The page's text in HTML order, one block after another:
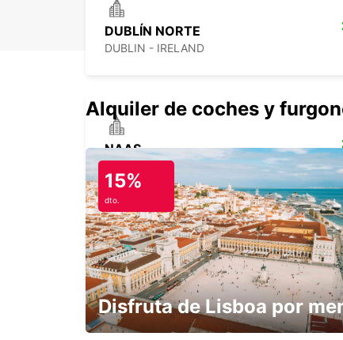
DUBLÍN NORTE
DUBLIN - IRELAND
NAAS
NAAS - IRELAND
CAVAN
CAVAN - IRELAND
Alquiler de coches y
15%
dto.
Disfruta de Lisboa por